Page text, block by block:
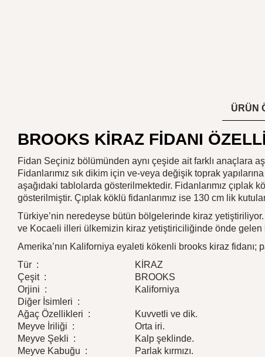
ÜRÜN
BROOKS KİRAZ FİDANI
Fidan Seçiniz bölümünden aynı çeşide ait farklı anaçlara
Fidanlarımız sık dikim için ve-veya değişik toprak
aşağıdaki tablolarda gösterilmektedir. Fidanlarımız çıplak
gösterilmiştir. Çıplak köklü fidanlarımız ise 130 cm lik
Türkiye’nin neredeyse bütün bölgelerinde kiraz
ve Kocaeli illeri ülkemizin kiraz yetiştiriciliğinde önde
Amerika’nın Kaliforniya eyaleti kökenli brooks kiraz fidanı;
Tür :
KİRAZ
Çeşit :
BROOKS
Orjini :
Kaliforniya
Diğer İsimleri :
Ağaç Özellikleri :
Kuvvetli ve dik.
Meyve İriliği :
Orta iri.
Meyve Şekli :
Kalp şeklinde.
Meyve Kabuğu :
Parlak kırmızı.